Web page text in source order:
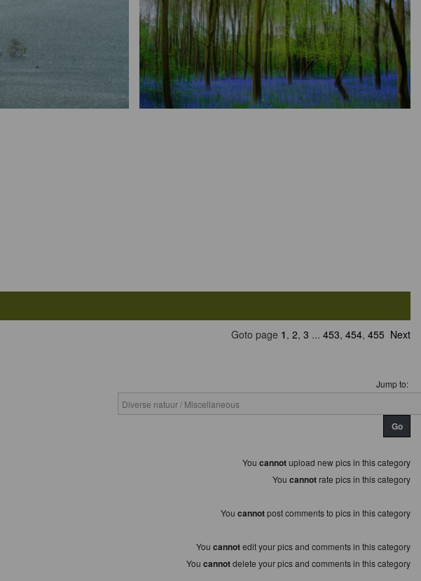
Goto page 1, 2, 3 ... 453, 454, 455 Next
Jump to:
You cannotupload new pics in this category
You cannot rate pics in this category
You cannotpost comments to pics in this category
You cannotedit your pics and comments in this category
You cannotdelete your pics and comments in this category